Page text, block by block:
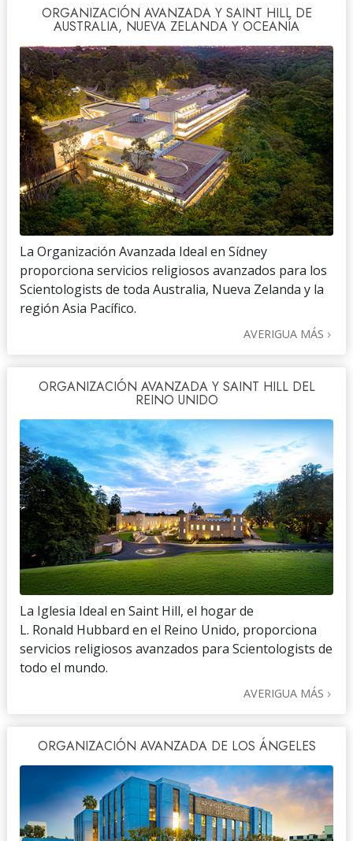
ORGANIZACIÓN AVANZADA Y SAINT HILL DE
AUSTRALIA, NUEVA ZELANDA Y OCEANÍA
La Organización Avanzada Ideal en Sídney
proporciona servicios religiosos avanzados para los
Scientologists de toda Australia, Nueva Zelanda y la
región Asia Pacífico.
AVERIGUA MÁS
ORGANIZACIÓN AVANZADA Y SAINT HILL DEL
REINO UNIDO
La Iglesia Ideal en Saint Hill, el hogar de
L. Ronald Hubbard en el Reino Unido, proporciona
servicios religiosos avanzados para Scientologists de
todo el mundo.
AVERIGUA MÁS
ORGANIZACIÓN AVANZADA DE LOS ÁNGELES